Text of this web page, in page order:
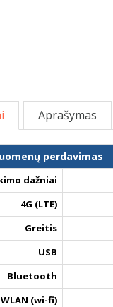
Aprašymas
perdavimas
dažniai
4G (LTE)
Greitis
USB
Bluetooth
WLAN (wi-fi)